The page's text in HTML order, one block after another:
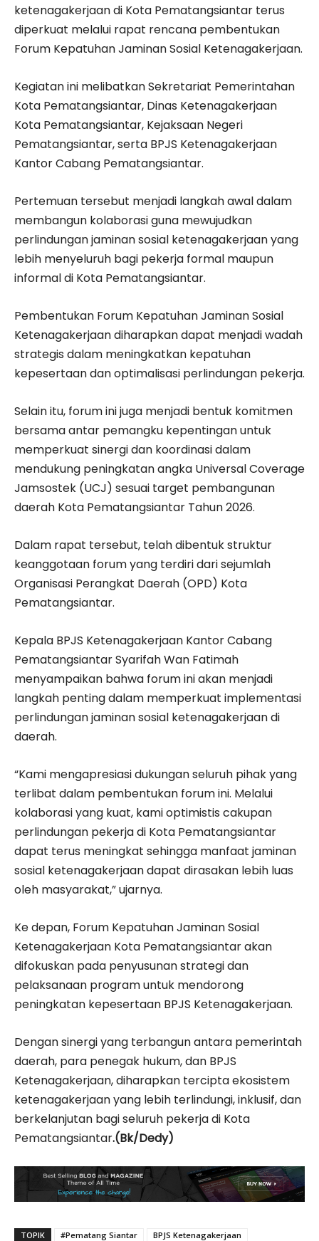
ketenagakerjaan di Kota Pematangsiantar terus
diperkuat melalui rapat rencana pembentukan
Forum Kepatuhan Jaminan Sosial Ketenagakerjaan.
Kegiatan ini melibatkan Sekretariat Pemerintahan
Kota Pematangsiantar, Dinas Ketenagakerjaan
Kota Pematangsiantar, Kejaksaan Negeri
Pematangsiantar, serta BPJS Ketenagakerjaan
Kantor Cabang Pematangsiantar.
Pertemuan tersebut menjadi langkah awal dalam
membangun kolaborasi guna mewujudkan
perlindungan jaminan sosial ketenagakerjaan yang
lebih menyeluruh bagi pekerja formal maupun
informal di Kota Pematangsiantar.
Pembentukan Forum Kepatuhan Jaminan Sosial
Ketenagakerjaan diharapkan dapat menjadi wadah
strategis dalam meningkatkan kepatuhan
kepesertaan dan optimalisasi perlindungan pekerja.
Selain itu, forum ini juga menjadi bentuk komitmen
bersama antar pemangku kepentingan untuk
memperkuat sinergi dan koordinasi dalam
mendukung peningkatan angka Universal Coverage
Jamsostek (UCJ) sesuai target pembangunan
daerah Kota Pematangsiantar Tahun 2026.
Dalam rapat tersebut, telah dibentuk struktur
keanggotaan forum yang terdiri dari sejumlah
Organisasi Perangkat Daerah (OPD) Kota
Pematangsiantar.
Kepala BPJS Ketenagakerjaan Kantor Cabang
Pematangsiantar Syarifah Wan Fatimah
menyampaikan bahwa forum ini akan menjadi
langkah penting dalam memperkuat implementasi
perlindungan jaminan sosial ketenagakerjaan di
daerah.
“Kami mengapresiasi dukungan seluruh pihak yang
terlibat dalam pembentukan forum ini. Melalui
kolaborasi yang kuat, kami optimistis cakupan
perlindungan pekerja di Kota Pematangsiantar
dapat terus meningkat sehingga manfaat jaminan
sosial ketenagakerjaan dapat dirasakan lebih luas
oleh masyarakat,” ujarnya.
Ke depan, Forum Kepatuhan Jaminan Sosial
Ketenagakerjaan Kota Pematangsiantar akan
difokuskan pada penyusunan strategi dan
pelaksanaan program untuk mendorong
peningkatan kepesertaan BPJS Ketenagakerjaan.
Dengan sinergi yang terbangun antara pemerintah
daerah, para penegak hukum, dan BPJS
Ketenagakerjaan, diharapkan tercipta ekosistem
ketenagakerjaan yang lebih terlindungi, inklusif, dan
berkelanjutan bagi seluruh pekerja di Kota
Pematangsiantar.(Bk/Dedy)
TOPIK #Pematang Siantar BPJS Ketenagakerjaan